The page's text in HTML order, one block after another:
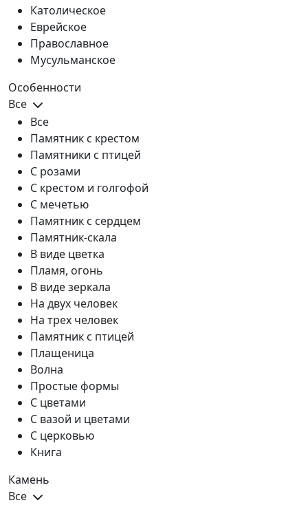
Католическое
Еврейское
Православное
Мусульманское
Особенности
Все
Все
Памятник с крестом
Памятники с птицей
С розами
С крестом и голгофой
С мечетью
Памятник с сердцем
Памятник-скала
В виде цветка
Пламя, огонь
В виде зеркала
На двух человек
На трех человек
Памятник с птицей
Плащеница
Волна
Простые формы
С цветами
С вазой и цветами
С церковью
Книга
Камень
Все